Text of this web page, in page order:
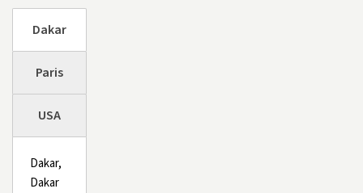
Dakar
Paris
USA
Dakar,
Dakar